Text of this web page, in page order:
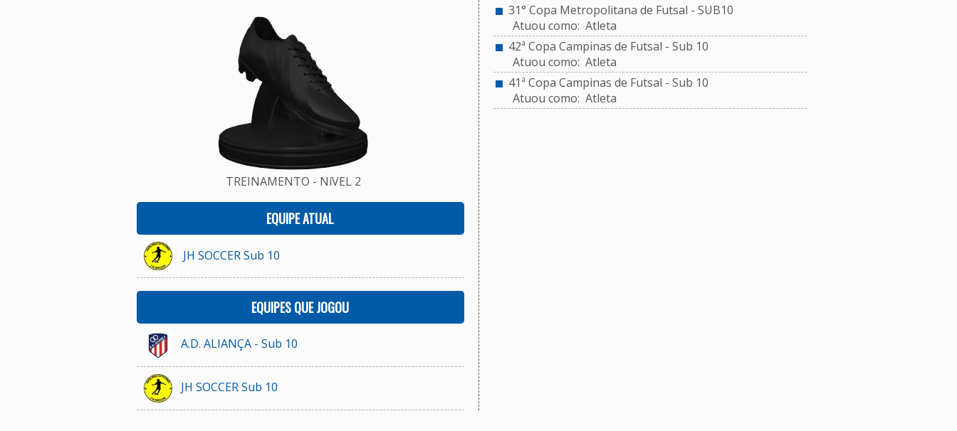
TREINAMENTO - NíVEL 2
EQUIPE ATUAL
JH SOCCER Sub 10
EQUIPES QUE JOGOU
A.D. ALIANÇA - Sub 10
JH SOCCER Sub 10
31° Copa Metropolitana de Futsal - SUB10
Atuou como: Atleta
42ª Copa Campinas de Futsal - Sub 10
Atuou como: Atleta
41ª Copa Campinas de Futsal - Sub 10
Atuou como: Atleta